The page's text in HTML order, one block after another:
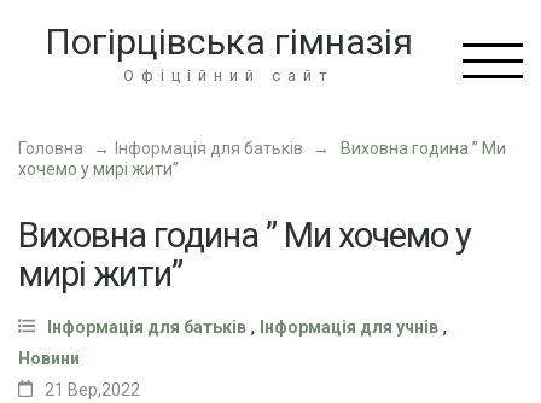
Enter)
Погірцівська гімназія
Офіційний сайт
Головна → Інформація для батьків →
Виховна година ” Ми
хочемо у мирі жити”
Виховна година ” Ми хочемо у
мирі жити”
Інформація для батьків , Інформація для учнів ,
Новини
21 Вер,2022